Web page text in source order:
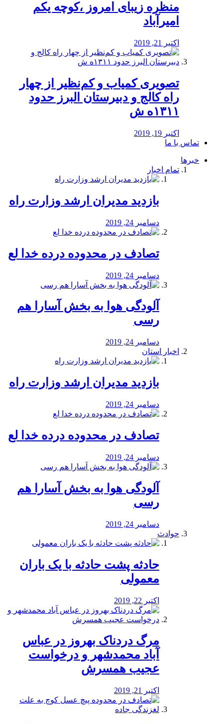
منظره‌‌ زیبای امروز ،کوچه یکم
امیرآباد
اکتبر 21, 2019
️تصویری کمیاب و کم‌نظیر از چهار
راه كالج و دبيرستان البرز حدود
۱۳۱۱ه ش
اکتبر 19, 2019
تماس با ما
خبرها
تمام اخبار
بازدید مدیران ارشد وزارت راه
دسامبر 24, 2019
تصادف در محدوده درده خدا لع
دسامبر 24, 2019
آلودگی هوا به بخش آسارا هم
رسی
دسامبر 24, 2019
اخبار استان
بازدید مدیران ارشد وزارت راه
دسامبر 24, 2019
تصادف در محدوده درده خدا لع
دسامبر 24, 2019
آلودگی هوا به بخش آسارا هم
رسی
دسامبر 24, 2019
حوادث
️حادثه پشت حادثه با یک باران
معمولی
اکتبر 22, 2019
مرگ دردناک بهروز در عباس
آباد محمدشهر و درخواست
عجیب همسرش
اکتبر 21, 2019